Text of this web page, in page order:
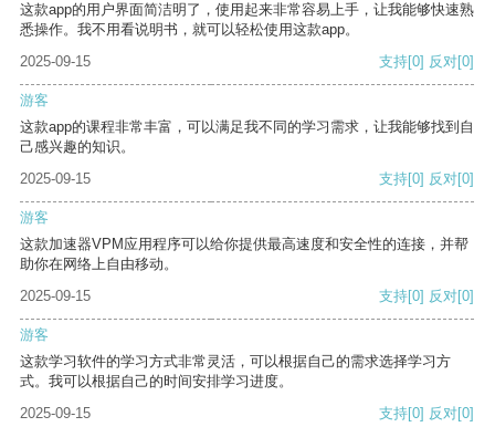
这款app的用户界面简洁明了，使用起来非常容易上手，让我能够快速熟
悉操作。我不用看说明书，就可以轻松使用这款app。
2025-09-15
支持[0] 反对[0]
游客
这款app的课程非常丰富，可以满足我不同的学习需求，让我能够找到自
己感兴趣的知识。
2025-09-15
支持[0] 反对[0]
游客
这款加速器VPM应用程序可以给你提供最高速度和安全性的连接，并帮
助你在网络上自由移动。
2025-09-15
支持[0] 反对[0]
游客
这款学习软件的学习方式非常灵活，可以根据自己的需求选择学习方
式。我可以根据自己的时间安排学习进度。
2025-09-15
支持[0] 反对[0]